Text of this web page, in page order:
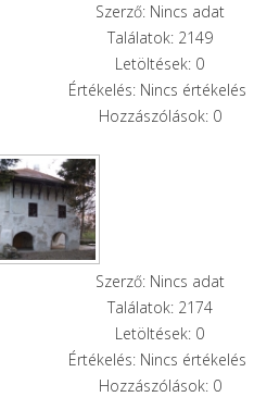
Szerző: Nincs adat
Találatok: 2149
Letöltések: 0
Értékelés: Nincs értékelés
Hozzászólások: 0
Szerző: Nincs adat
Találatok: 2174
Letöltések: 0
Értékelés: Nincs értékelés
Hozzászólások: 0